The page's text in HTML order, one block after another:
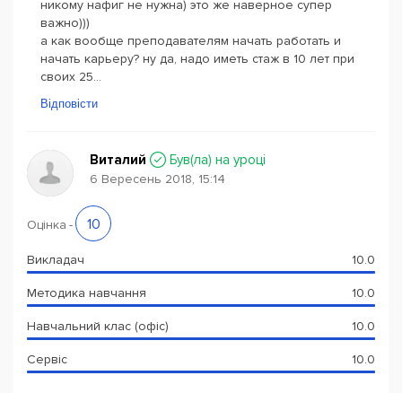
никому нафиг не нужна) это же наверное супер
важно)))
а как вообще преподавателям начать работать и
начать карьеру? ну да, надо иметь стаж в 10 лет при
своих 25...
Відповісти
Виталий Був(ла) на уроці
6 Вересень 2018, 15:14
Оцінка - 10
Викладач 10.0
Методика навчання 10.0
Навчальний клас (офіс) 10.0
Сервіс 10.0